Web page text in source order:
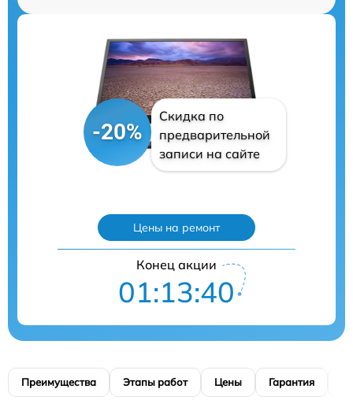
-20%
Скидка по
предварительной
записи на сайте
Цены на ремонт
Конец акции
01:13:39
Преимущества Этапы работ Цены Гарантия